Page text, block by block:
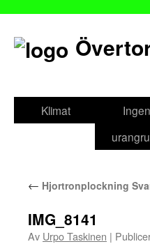
Gå
innehållKlimat
Ingen
← Hjortronplockning
IMG_8141
Av Urpo Taskinen |